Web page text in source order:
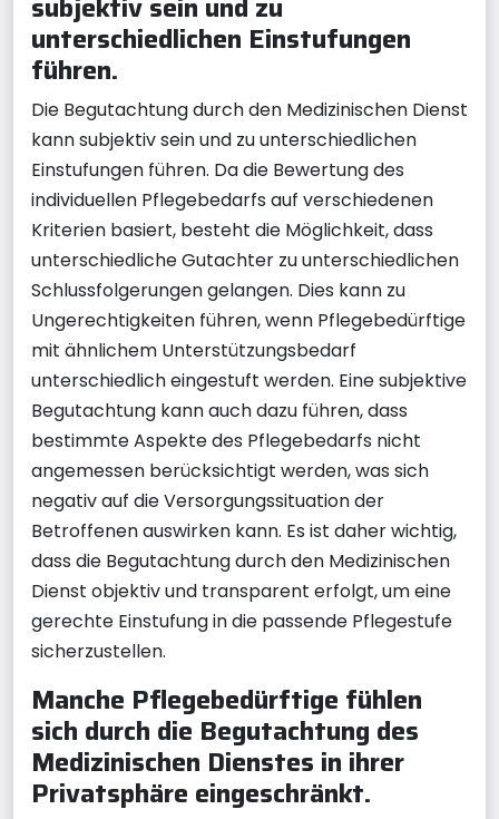
unterschiedlichen Einstufungen
führen.
Die Begutachtung durch den Medizinischen Dienst
kann subjektiv sein und zu unterschiedlichen
Einstufungen führen. Da die Bewertung des
individuellen Pflegebedarfs auf verschiedenen
Kriterien basiert, besteht die Möglichkeit, dass
unterschiedliche Gutachter zu unterschiedlichen
Schlussfolgerungen gelangen. Dies kann zu
Ungerechtigkeiten führen, wenn Pflegebedürftige
mit ähnlichem Unterstützungsbedarf
unterschiedlich eingestuft werden. Eine subjektive
Begutachtung kann auch dazu führen, dass
bestimmte Aspekte des Pflegebedarfs nicht
angemessen berücksichtigt werden, was sich
negativ auf die Versorgungssituation der
Betroffenen auswirken kann. Es ist daher wichtig,
dass die Begutachtung durch den Medizinischen
Dienst objektiv und transparent erfolgt, um eine
gerechte Einstufung in die passende Pflegestufe
sicherzustellen.
Manche Pflegebedürftige fühlen
sich durch die Begutachtung des
Medizinischen Dienstes in ihrer
Privatsphäre eingeschränkt.